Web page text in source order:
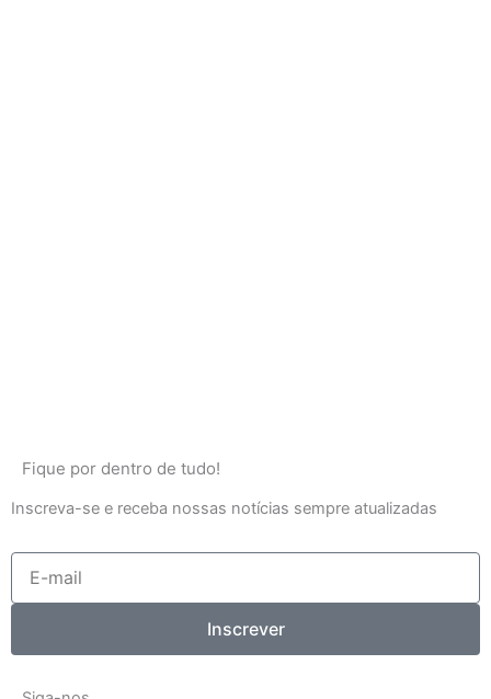
Fique por dentro de tudo!
Inscreva-se e receba nossas notícias sempre atualizadas
mail
Inscrever